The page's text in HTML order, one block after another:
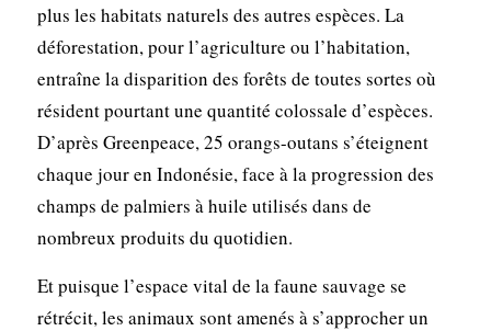
plus les habitats naturels des autres espèces. La
déforestation, pour l’agriculture ou l’habitation,
entraîne la disparition des forêts de toutes sortes où
résident pourtant une quantité colossale d’espèces.
D’après Greenpeace, 25 orangs-outans s’éteignent
chaque jour en Indonésie, face à la progression des
champs de palmiers à huile utilisés dans de
nombreux produits du quotidien.
Et puisque l’espace vital de la faune sauvage se
rétrécit, les animaux sont amenés à s’approcher un